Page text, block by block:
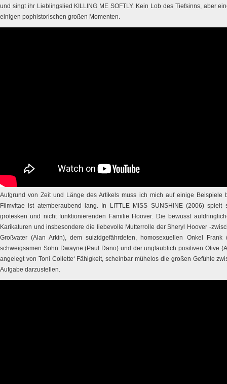
und singt ihr Lieblingslied KILLING ME SOFTLY. Kein Lob des Tiefsinns, aber
einigen pophistorischen großen Momenten.
Aufgrund von Zeit und Länge des Artikels muss ich mich auf einige Beispiele
Filmvitae ist atemberaubend lang. In LITTLE MISS SUNSHINE (2006)
grotesken und nicht funktionierenden Familie Hoover. Die bewusst
Karikaturen und insbesondere die liebevolle Mutterrolle der Sheryl Hoover -
Großvater (Alan Arkin), dem suizidgefährdeten, homosexuellen Onkel
schweigsamen Sohn Dwayne (Paul Dano) und der unglaublich positiven Olive
angelegt von Toni Collette‘ Fähigkeit, scheinbar mühelos die großen Gefühle
Aufgabe darzustellen.